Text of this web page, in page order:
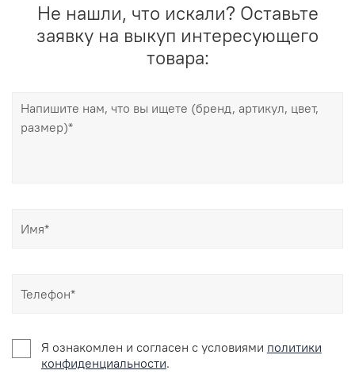
Не нашли, что искали? Оставьте
заявку на выкуп интересующего
товара:
Я ознакомлен и согласен c условиями политики
конфиденциальности.